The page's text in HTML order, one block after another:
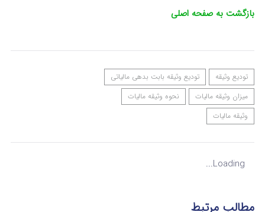
بازگشت به صفحه اصلی
تودیع وثیقه
تودیع وثیقه بابت بدهی مالیاتی
میزان وثیقه مالیات
نحوه وثیقه مالیات
وثیقه مالیات
Loading...
مطالب مرتبط